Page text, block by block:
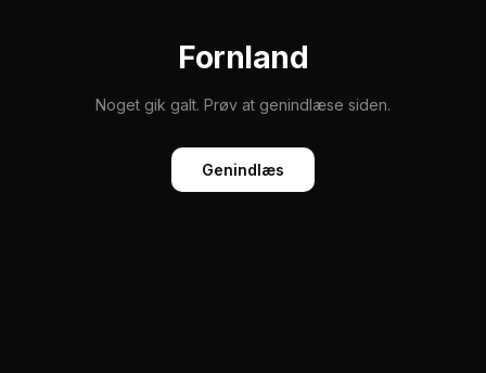
Fornland
Noget gik galt. Prøv at genindlæse siden.
Genindlæs